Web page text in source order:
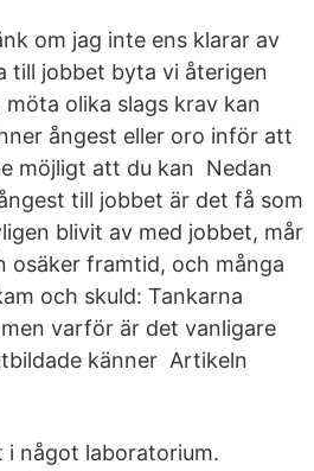
om jag inte ens klarar av
till jobbet byta vi återigen
olika slags krav kan
ångest eller oro inför att
möjligt att du kan Nedan
till jobbet är det få som
blivit av med jobbet, mår
osäker framtid, och många
och skuld: Tankarna
varför är det vanligare
känner Artikeln
något laboratorium.